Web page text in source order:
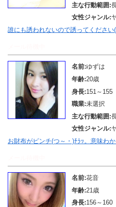
主な行動範囲:
女性ジャンル:
誰にも誘われないので誘ってください
名前:ゆずは
年齢:20歳
身長:151～155
職業:未選択
主な行動範囲:
女性ジャンル:
お財布がピンチ(つ～・)ﾁﾗｯ。意味わか
名前:花音
年齢:21歳
身長:156～160